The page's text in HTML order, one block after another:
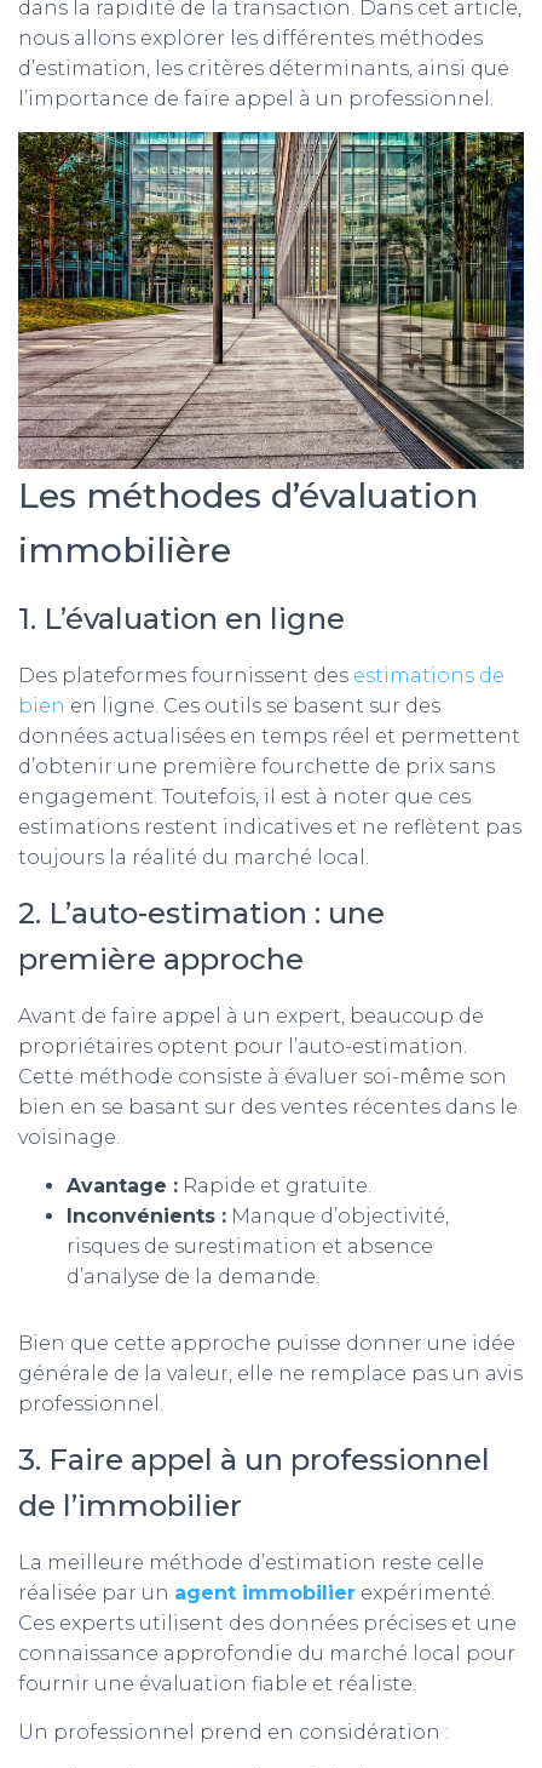
dans la rapidité de la transaction. Dans cet article,
nous allons explorer les différentes méthodes
d’estimation, les critères déterminants, ainsi que
l’importance de faire appel à un professionnel.
Les méthodes d’évaluation
immobilière
1. L’évaluation en ligne
Des plateformes fournissent des estimations de
bien en ligne. Ces outils se basent sur des
données actualisées en temps réel et permettent
d’obtenir une première fourchette de prix sans
engagement. Toutefois, il est à noter que ces
estimations restent indicatives et ne reflètent pas
toujours la réalité du marché local.
2. L’auto-estimation : une
première approche
Avant de faire appel à un expert, beaucoup de
propriétaires optent pour l’auto-estimation.
Cette méthode consiste à évaluer soi-même son
bien en se basant sur des ventes récentes dans le
voisinage.
Avantage : Rapide et gratuite.
Inconvénients : Manque d’objectivité,
risques de surestimation et absence
d’analyse de la demande.
Bien que cette approche puisse donner une idée
générale de la valeur, elle ne remplace pas un avis
professionnel.
3. Faire appel à un professionnel
de l’immobilier
La meilleure méthode d’estimation reste celle
réalisée par un agent immobilier expérimenté.
Ces experts utilisent des données précises et une
connaissance approfondie du marché local pour
fournir une évaluation fiable et réaliste.
Un professionnel prend en considération :